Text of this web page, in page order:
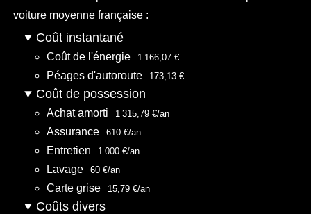
voiture moyenne française :
Coût instantané
Coût de l'énergie 1 166,07 €
Péages d'autoroute 173,13 €
Coût de possession
Achat amorti 1 315,79 €/an
Assurance 610 €/an
Entretien 1 000 €/an
Lavage 60 €/an
Carte grise 15,79 €/an
Coûts divers